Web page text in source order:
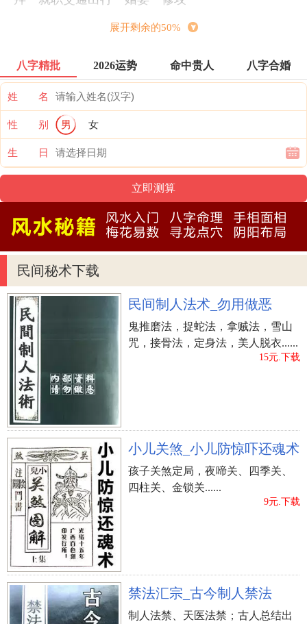
纳采 交货竖柱 启鑽 上梁山 行丧 破土 祈
愿 置产动土 加水 盖屋 修建
如何择吉日
择吉关键从三个层面考虑到：
先选日子与己的岁干冲合；十二生肖中有犯冲，有相
配；犯冲与相配难题是择吉的至少标准。
再看日脚是不是清静，就是生活没有阴险毒辣；若是
日值“天刑、白虎星、玄武、天牢、玄武岩、勾
陈”等，便算作凶煞，日脚不净，办酒席一般不取；若
是日带六合、母仓、天乙、月德吉星，便算作黄道吉
日。黄道吉日中也要挑选良时，一天中24小时，划为
12个时辰，即子、丑、寅……戍亥，每一个时有些是
吉、有些是凶、有些是中，都应挑选易亚，绕开凶
时。
最终就是看当日的“宜”与“忌”了；但凡历日书本上，每
一天都标明宜做啥事，忌做啥事。
展开剩余的50%
八字精批 2026运势 命中贵人 八字合婚
姓 名
性 别 男 女
生 日
民间秘术下载
民间制人法术_勿用做恶
鬼推磨法，捉蛇法，拿贼法，雪山
咒，接骨法，定身法，美人脱衣......
15元.下载
小儿关煞_小儿防惊吓还魂术
孩子关煞定局，夜啼关、四季关、
四柱关、金锁关......
9元.下载
禁法汇宗_古今制人禁法
制人法禁、天医法禁；古人总结出